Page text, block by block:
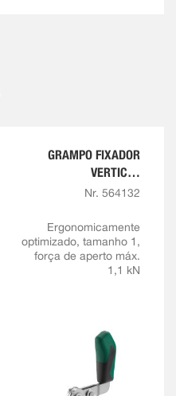
GRAMPO FIXADOR
VERTICAL
COMFORTLINE
Nr. 564132
Ergonomicamente
optimizado, tamanho 1,
força de aperto máx.
1,1 kN